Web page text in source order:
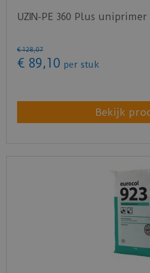
Geschikt voor het
betonvloeren en
dekvloeren. Voor het
trappen en bordessen.
afhankelijk van de
1.5 kg = 1 m² bij 1 mm
25 kg (1 zak) = 8,3 m² bij
UZIN-PE 360 Plus uniprimer
€ 128,07
€ 89,10 per stuk
Bekijk